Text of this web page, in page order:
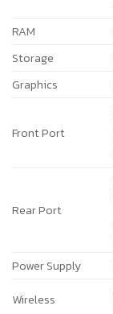
RAM
Storage
Graphics
Front Port
Rear Port
Power Supply
Wireless